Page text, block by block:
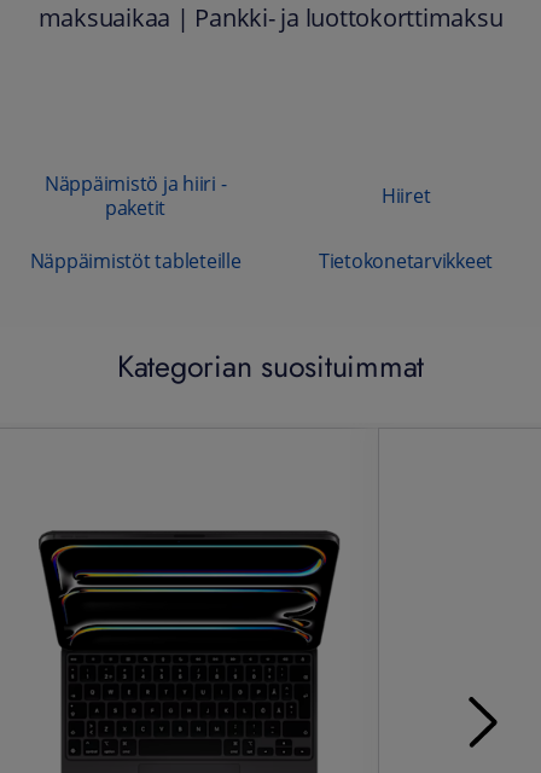
maksuaikaa | Pankki- ja luottokorttimaksu
Näppäimistö ja hiiri -
paketit
Hiiret
Näppäimistöt tableteille Tietokonetarvikkeet
Kategorian suosituimmat